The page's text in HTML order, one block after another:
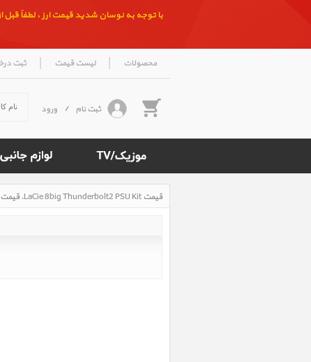
با توجه به نوسان شدید قیمت ارز ، لطفاً قبل از
محصولات | لیست قیمت | ثبت
ثبت نام / ورود
قیمت LaCie 8big Thunderbolt2 PSU Kit‎، قیمت هارد دیسک اکسترنال لسی 8big Thunderbolt2 PSU Kit
Rated